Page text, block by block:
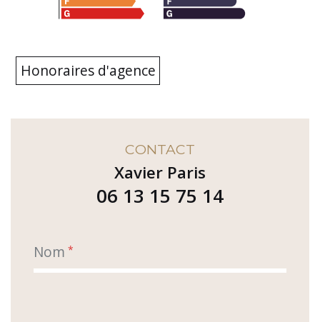
Honoraires d'agence
CONTACT
Xavier Paris
06 13 15 75 14
Nom *